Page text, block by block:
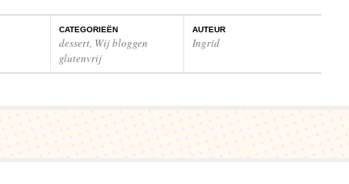
CATEGORIEËN
dessert, Wij bloggen
glutenvrij
AUTEUR
Ingrid